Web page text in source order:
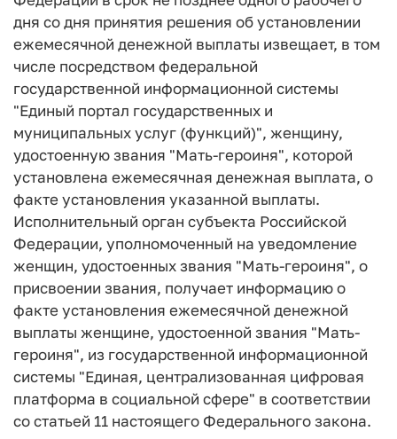
дня со дня принятия решения об установлении
ежемесячной денежной выплаты извещает, в том
числе посредством федеральной
государственной информационной системы
"Единый портал государственных и
муниципальных услуг (функций)", женщину,
удостоенную звания "Мать-героиня", которой
установлена ежемесячная денежная выплата, о
факте установления указанной выплаты.
Исполнительный орган субъекта Российской
Федерации, уполномоченный на уведомление
женщин, удостоенных звания "Мать-героиня", о
присвоении звания, получает информацию о
факте установления ежемесячной денежной
выплаты женщине, удостоенной звания "Мать-
героиня", из государственной информационной
системы "Единая, централизованная цифровая
платформа в социальной сфере" в соответствии
со статьей 11 настоящего Федерального закона.